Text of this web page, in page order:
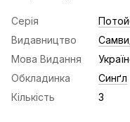
Серія
Видавництво
Мова Видання
Обкладинка
Синґл
Кількість
3